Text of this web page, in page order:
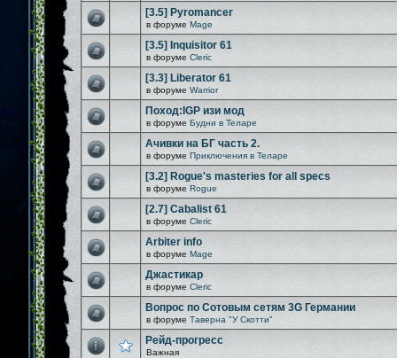
[3.5] Pyromancer
в форуме Mage
[3.5] Inquisitor 61
в форуме Cleric
[3.3] Liberator 61
в форуме Warrior
Поход:IGP изи мод
в форуме Будни в Теларе
Ачивки на БГ часть 2.
в форуме Приключения в Теларе
[3.2] Rogue's masteries for all specs
в форуме Rogue
[2.7] Cabalist 61
в форуме Cleric
Arbiter info
в форуме Mage
Джастикар
в форуме Cleric
Вопрос по Сотовым сетям 3G Германии
в форуме Таверна "У Скотти"
Рейд-прогресс
Важная